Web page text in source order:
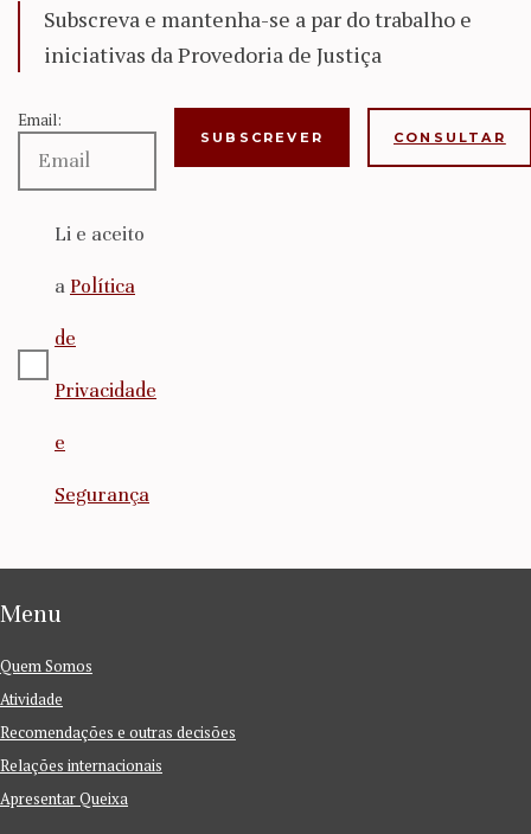
Subscreva e mantenha-se a par do trabalho e
iniciativas da Provedoria de Justiça
Email:
Li e aceito
a Política
de
Privacidade
e
Segurança
CONSULTAR
Menu
Quem Somos
Atividade
Recomendações e outras decisões
Relações internacionais
Apresentar Queixa